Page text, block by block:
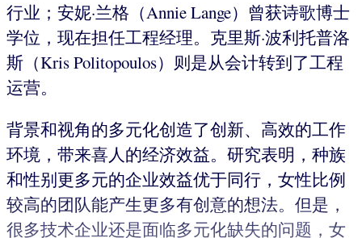
行业；安妮·兰格（Annie Lange）曾获诗歌博士
学位，现在担任工程经理。克里斯·波利托普洛
斯（Kris Politopoulos）则是从会计转到了工程
运营。
背景和视角的多元化创造了创新、高效的工作
环境，带来喜人的经济效益。研究表明，种族
和性别更多元的企业效益优于同行，女性比例
较高的团队能产生更多有创意的想法。但是，
很多技术企业还是面临多元化缺失的问题，女